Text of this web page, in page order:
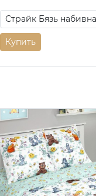
Купить